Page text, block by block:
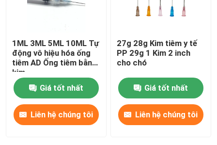
1ML 3ML 5ML 10ML Tự
động vô hiệu hóa ống
tiêm AD Ống tiêm bằng
kim
Giá tốt nhất
Liên hệ chúng tôi
27g 28g Kim tiêm y tế
PP 29g 1 Kim 2 inch
cho chó
Giá tốt nhất
Liên hệ chúng tôi